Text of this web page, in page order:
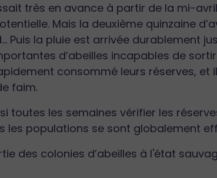
très en avance à partir de la mi-
Mais la deuxième quinzaine
Puis la pluie est arrivée durablement
d’abeilles incapables de
consommé leurs réserves, et
faim.
toutes les semaines vérifier les
les populations se sont globalement
des colonies d’abeilles à l'état